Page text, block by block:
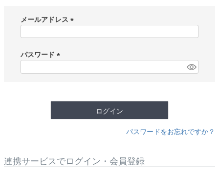
メールアドレス
)
パスワード
ログイン
パスワードをお忘れですか？
連携サービスでログイン・会員登録